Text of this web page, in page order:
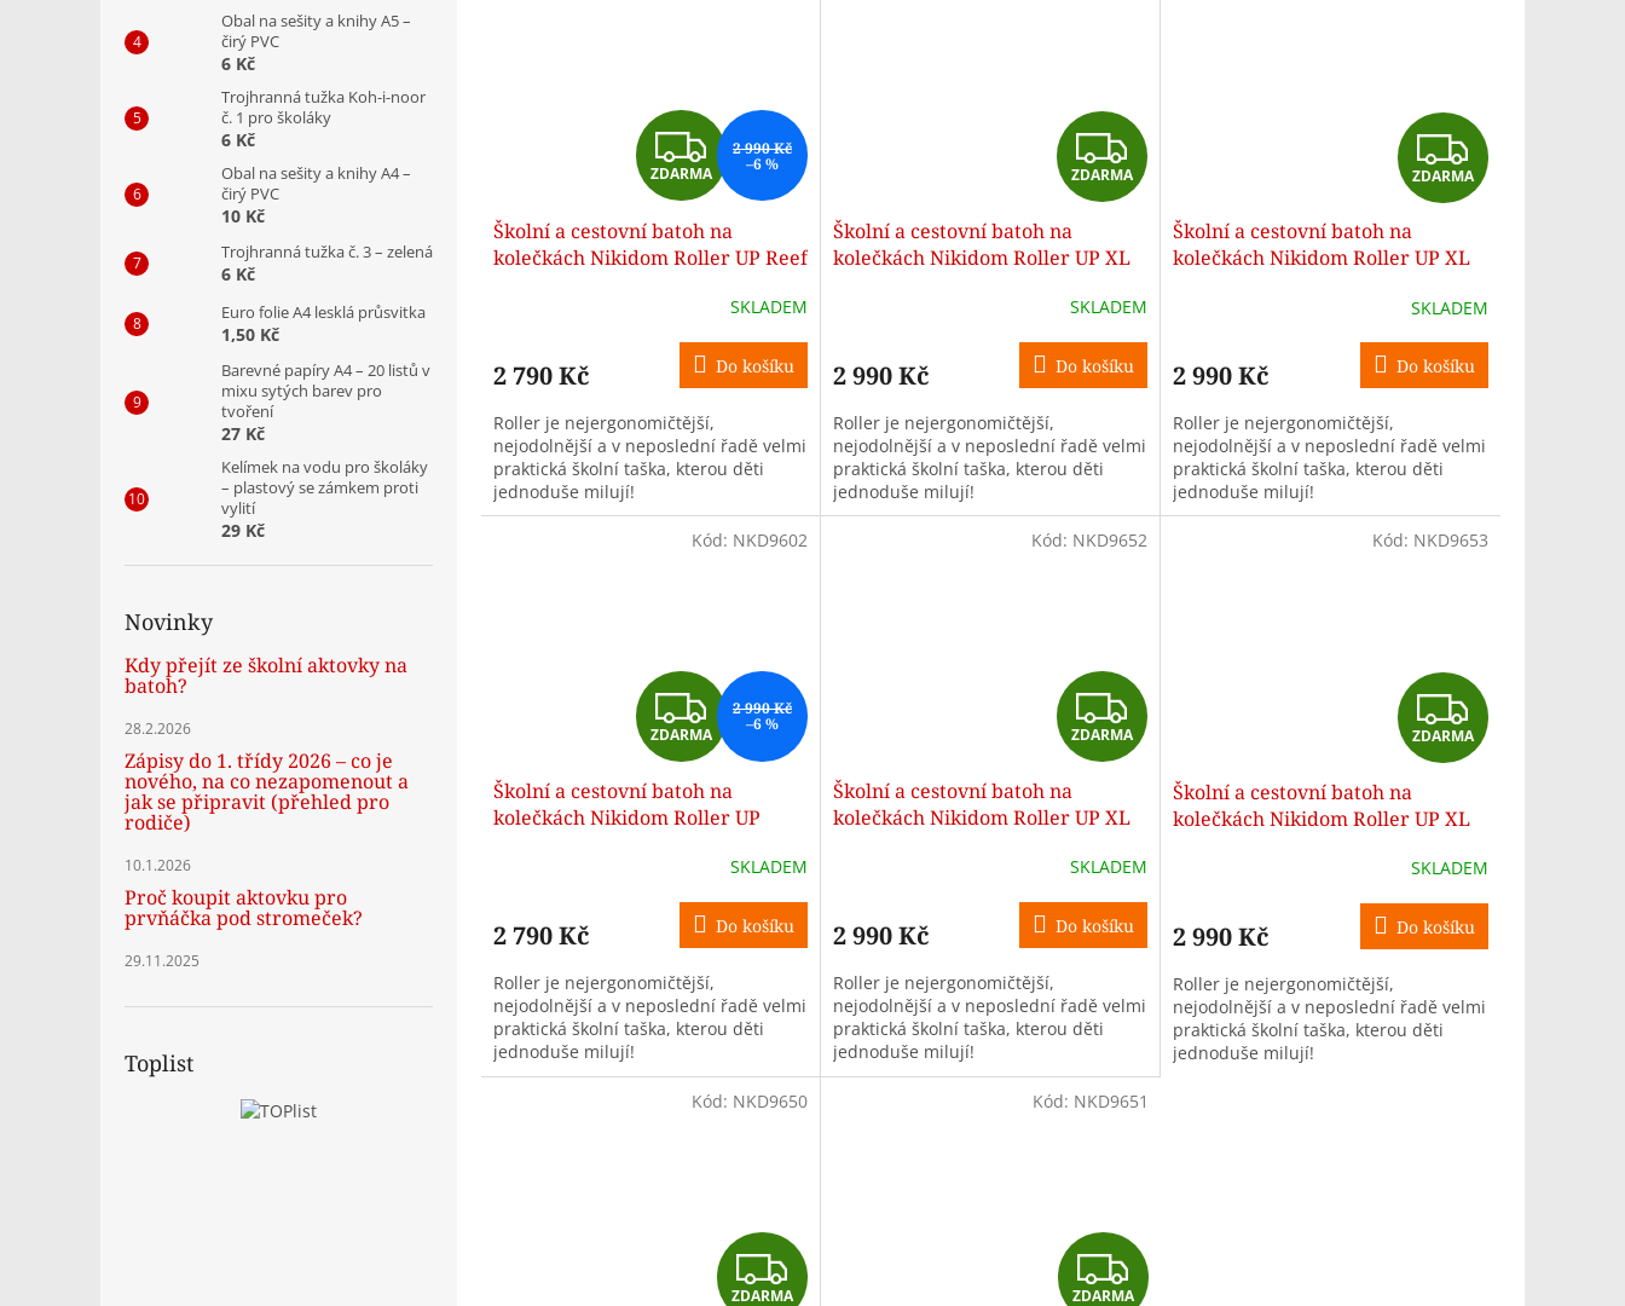
Obal na sešity a knihy A5 –
čirý PVC
6 Kč
Trojhranná tužka Koh-i-noor
č. 1 pro školáky
6 Kč
Obal na sešity a knihy A4 –
čirý PVC
10 Kč
Trojhranná tužka č. 3 – zelená
6 Kč
Euro folie A4 lesklá průsvitka
1,50 Kč
Barevné papíry A4 – 20 listů v
mixu sytých barev pro
tvoření
27 Kč
Kelímek na vodu pro školáky
– plastový se zámkem proti
vylití
29 Kč
Novinky
Kdy přejít ze školní aktovky na
batoh?
28.2.2026
Zápisy do 1. třídy 2026 – co je
nového, na co nezapomenout a
jak se připravit (přehled pro
rodiče)
10.1.2026
Proč koupit aktovku pro
prvňáčka pod stromeček?
29.11.2025
Toplist
Z
D
A
R
M
A
ZDARMA
2 990 Kč
–6 %
Školní a cestovní batoh na
kolečkách Nikidom Roller UP Reef
SKLADEM
2 790 Kč Do košíku
Roller je nejergonomičtější,
nejodolnější a v neposlední řadě velmi
praktická školní taška, kterou děti
jednoduše milují!
Z
D
A
R
M
A
ZDARMA
Školní a cestovní batoh na
kolečkách Nikidom Roller UP XL
SKLADEM
2 990 Kč Do košíku
Roller je nejergonomičtější,
nejodolnější a v neposlední řadě velmi
praktická školní taška, kterou děti
jednoduše milují!
Z
D
A
R
M
A
ZDARMA
Školní a cestovní batoh na
kolečkách Nikidom Roller UP XL
SKLADEM
2 990 Kč Do košíku
Roller je nejergonomičtější,
nejodolnější a v neposlední řadě velmi
praktická školní taška, kterou děti
jednoduše milují!
Z
D
A
R
M
A
ZDARMA
2 990 Kč
–6 %
Školní a cestovní batoh na
kolečkách Nikidom Roller UP
SKLADEM
2 790 Kč Do košíku
Roller je nejergonomičtější,
nejodolnější a v neposlední řadě velmi
praktická školní taška, kterou děti
jednoduše milují!
Kód: NKD9602
Z
D
A
R
M
A
ZDARMA
Školní a cestovní batoh na
kolečkách Nikidom Roller UP XL
SKLADEM
2 990 Kč Do košíku
Roller je nejergonomičtější,
nejodolnější a v neposlední řadě velmi
praktická školní taška, kterou děti
jednoduše milují!
Kód: NKD9652
Z
D
A
R
M
A
ZDARMA
Školní a cestovní batoh na
kolečkách Nikidom Roller UP XL
SKLADEM
2 990 Kč Do košíku
Roller je nejergonomičtější,
nejodolnější a v neposlední řadě velmi
praktická školní taška, kterou děti
jednoduše milují!
Kód: NKD9653
Z
ZDARMA
Kód: NKD9650
Z
ZDARMA
Kód: NKD9651